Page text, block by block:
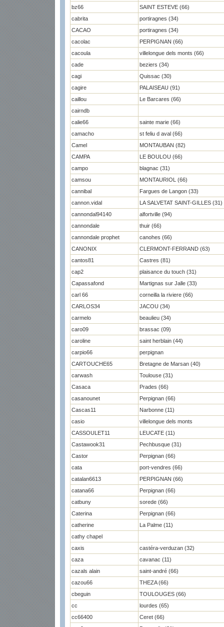
bz66
SAINT ESTEVE (66)
cabrita
portiragnes (34)
CACAO
portiragnes (34)
cacolac
PERPIGNAN (66)
cacoula
villelongue dels monts (66)
cade
beziers (34)
cagi
Quissac (30)
cagire
PALAISEAU (91)
caillou
Le Barcares (66)
cairndb
calie66
sainte marie (66)
camacho
st feliu d aval (66)
Camel
MONTAUBAN (82)
CAMPA
LE BOULOU (66)
campo
blagnac (31)
camsou
MONTAURIOL (66)
cannibal
Fargues de Langon (33)
cannon.vidal
LA SALVETAT SAINT-GILLES (31)
cannondal94140
alfortville (94)
cannondale
thuir (66)
cannondale prophet
canohes (66)
CANONIX
CLERMONT-FERRAND (63)
cantos81
Castres (81)
cap2
plaisance du touch (31)
Capassafond
Martignas sur Jalle (33)
carl 66
corneilla la riviere (66)
CARLOS34
JACOU (34)
carmelo
beaulieu (34)
caro09
brassac (09)
caroline
saint herblain (44)
carpio66
perpignan
CARTOUCHE65
Bretagne de Marsan (40)
carwash
Toulouse (31)
Casaca
Prades (66)
casanounet
Perpignan (66)
Cascas11
Narbonne (11)
casio
villelongue dels monts
CASSOULET11
LEUCATE (11)
Castawook31
Pechbusque (31)
Castor
Perpignan (66)
cata
port-vendres (66)
catalan6613
PERPIGNAN (66)
catana66
Perpignan (66)
catbuny
sorede (66)
Caterina
Perpignan (66)
catherine
La Palme (11)
cathy chapel
caxis
castéra-verduzan (32)
caza
cavanac (11)
cazals alain
saint-andré (66)
cazou66
THEZA (66)
cbeguin
TOULOUGES (66)
cc
lourdes (65)
cc66400
Ceret (66)